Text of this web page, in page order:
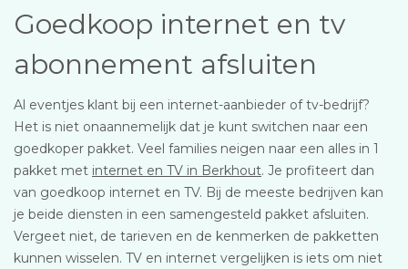
Goedkoop internet en tv
abonnement afsluiten
Al eventjes klant bij een internet-aanbieder of tv-bedrijf?
Het is niet onaannemelijk dat je kunt switchen naar een
goedkoper pakket. Veel families neigen naar een alles in 1
pakket met internet en TV in Berkhout. Je profiteert dan
van goedkoop internet en TV. Bij de meeste bedrijven kan
je beide diensten in een samengesteld pakket afsluiten.
Vergeet niet, de tarieven en de kenmerken de pakketten
kunnen wisselen. TV en internet vergelijken is iets om niet